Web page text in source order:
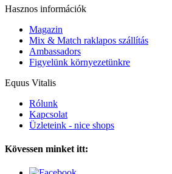
Hasznos információk
Magazin
Mix & Match raklapos szállítás
Ambassadors
Figyelünk környezetünkre
Equus Vitalis
Rólunk
Kapcsolat
Üzleteink - nice shops
Kövessen minket itt: